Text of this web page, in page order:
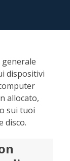
dispositivi
allocato,
sui tuoi
disco.